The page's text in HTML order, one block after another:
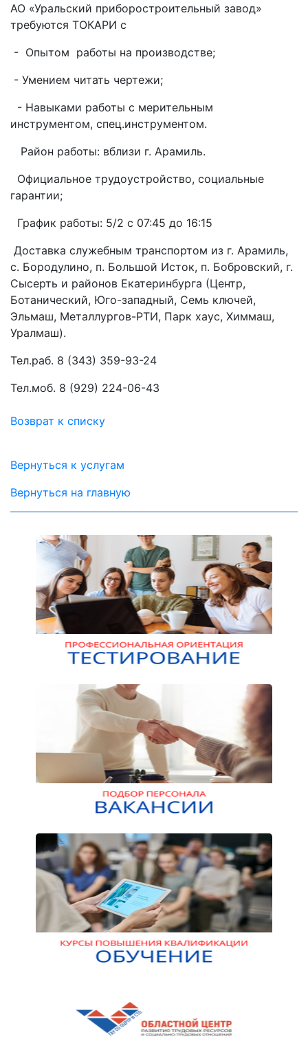
АО «Уральский приборостроительный завод»
требуются ТОКАРИ с
- Опытом работы на производстве;
- Умением читать чертежи;
- Навыками работы с мерительным
инструментом, спец.инструментом.
Район работы: вблизи г. Арамиль.
Официальное трудоустройство, социальные
гарантии;
График работы: 5/2 с 07:45 до 16:15
Доставка служебным транспортом из г. Арамиль,
с. Бородулино, п. Большой Исток, п. Бобровский, г.
Сысерть и районов Екатеринбурга (Центр,
Ботанический, Юго-западный, Семь ключей,
Эльмаш, Металлургов-РТИ, Парк хаус, Химмаш,
Уралмаш).
Тел.раб. 8 (343) 359-93-24
Тел.моб. 8 (929) 224-06-43
Возврат к списку
Вернуться к услугам
Вернуться на главную